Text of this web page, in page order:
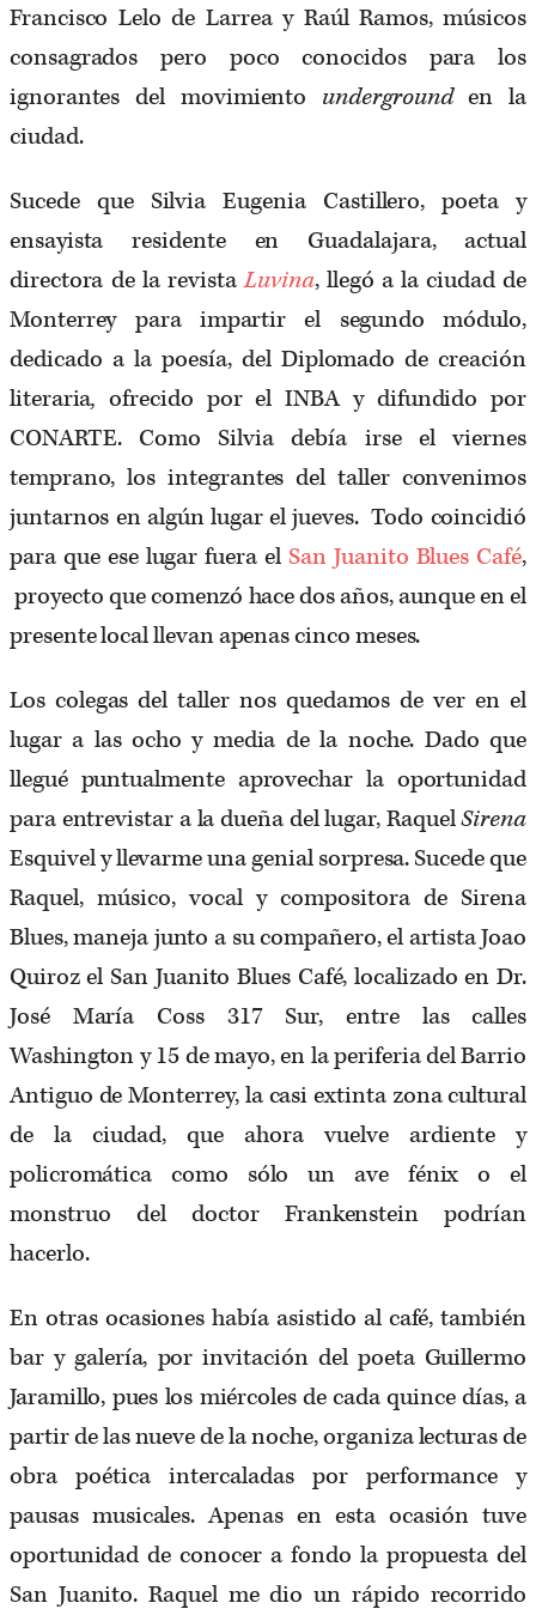
Francisco Lelo de Larrea y Raúl Ramos, músicos
consagrados pero poco conocidos para los
ignorantes del movimiento undergrounden la
ciudad.
Sucede que Silvia Eugenia Castillero, poeta y
ensayista residente en Guadalajara, actual
directora de la revistaLuvina, llegó a la ciudad de
Monterrey para impartir el segundo módulo,
dedicado a la poesía, del Diplomado de creación
literaria, ofrecido por el INBA y difundido por
CONARTE. Como Silvia debía irse el viernes
temprano, los integrantes del taller convenimos
juntarnos en algún lugar el jueves. Todo coincidió
para que ese lugar fuera el San Juanito Blues Café,
proyecto que comenzó hace dos años, aunque en el
presente local llevan apenas cinco meses.
Los colegas del taller nos quedamos de ver en el
lugar a las ocho y media de la noche. Dado que
llegué puntualmente aprovechar la oportunidad
para entrevistar a la dueña del lugar, RaquelSirena
Esquivel y llevarme una genial sorpresa. Sucede que
Raquel, músico, vocal y compositora de Sirena
Blues, maneja junto a su compañero, el artista Joao
Quiroz el San Juanito Blues Café, localizado en Dr.
José María Coss 317 Sur, entre las calles
Washington y 15 de mayo, en la periferia del Barrio
Antiguo de Monterrey, la casi extinta zona cultural
de la ciudad, que ahora vuelve ardiente y
policromática como sólo un ave fénix o el
monstruo del doctor Frankenstein podrían
hacerlo.
En otras ocasiones había asistido al café, también
bar y galería, por invitación del poeta Guillermo
Jaramillo, pues los miércoles de cada quince días, a
partir de las nueve de la noche, organiza lecturas de
obra poética intercaladas por performance y
pausas musicales. Apenas en esta ocasión tuve
oportunidad de conocer a fondo la propuesta del
San Juanito. Raquel me dio un rápido recorrido